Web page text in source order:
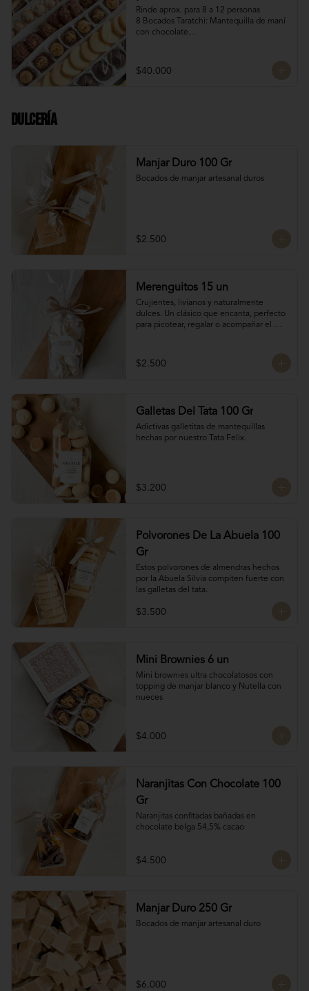
Rinde aprox. para 8 a 12 personas
8 Bocados Taratchi: Mantequilla de maní
con chocolate
¡Nuevo! 12 Mini Galletones de Chocolate
¡Nuevo! 8 Mini Brownies: Con topping de
$40.000
Dulcería
Manjar Duro 100 Gr
Bocados de manjar artesanal duros
$2.500
Merenguitos 15 un
Crujientes, livianos y naturalmente
dulces. Un clásico que encanta, perfecto
para picotear, regalar o acompañar el
azúcar.
15 unidades / 30 gr total
$2.500
Galletas Del Tata 100 Gr
Adictivas galletitas de mantequillas
hechas por nuestro Tata Felix.
$3.200
Polvorones De La Abuela 100
Gr
Estos polvorones de almendras hechos
por la Abuela Silvia compiten fuerte con
las galletas del tata.
$3.500
Mini Brownies 6 un
Mini brownies ultra chocolatosos con
topping de manjar blanco y Nutella con
nueces
$4.000
Naranjitas Con Chocolate 100
Gr
Naranjitas confitadas bañadas en
chocolate belga 54,5% cacao
$4.500
Manjar Duro 250 Gr
Bocados de manjar artesanal duro
$6.000